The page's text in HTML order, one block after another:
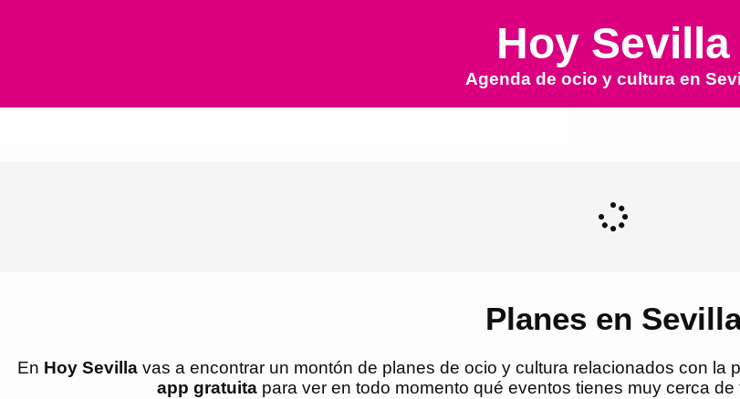
Hoy Sevilla
Agenda de ocio y cultura en
Planes en
En Hoy Sevillavas a encontrar un montón de planes de ocio y cultura relacionados con la
app gratuitapara ver en todo momento qué eventos tienes muy cerca